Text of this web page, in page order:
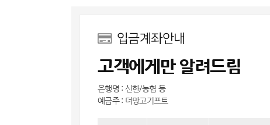
입금계좌안내
고객에게만 알려드림
은행명 : 신한/농협 등
예금주 : 더망고기프트